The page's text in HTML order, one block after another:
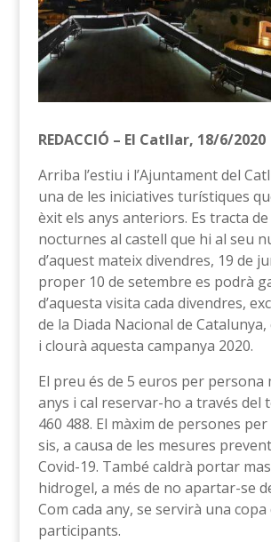
REDACCIÓ – El Catllar, 18/6/2020
Arriba l’estiu i l’Ajuntament del
una de les iniciatives turístiques
èxit els anys anteriors. Es tracta
nocturnes al castell que hi al seu
d’aquest mateix divendres, 19 de
proper 10 de setembre es podrà
d’aquesta visita cada divendres,
de la Diada Nacional de
i clourà aquesta campanya 2020.
El preu és de 5 euros per persona
anys i cal reservar-ho a través del
460 488. El màxim de persones
sis, a causa de les mesures
Covid-19. També caldrà portar
hidrogel, a més de no apartar-se
Com cada any, se servirà una copa
participants.